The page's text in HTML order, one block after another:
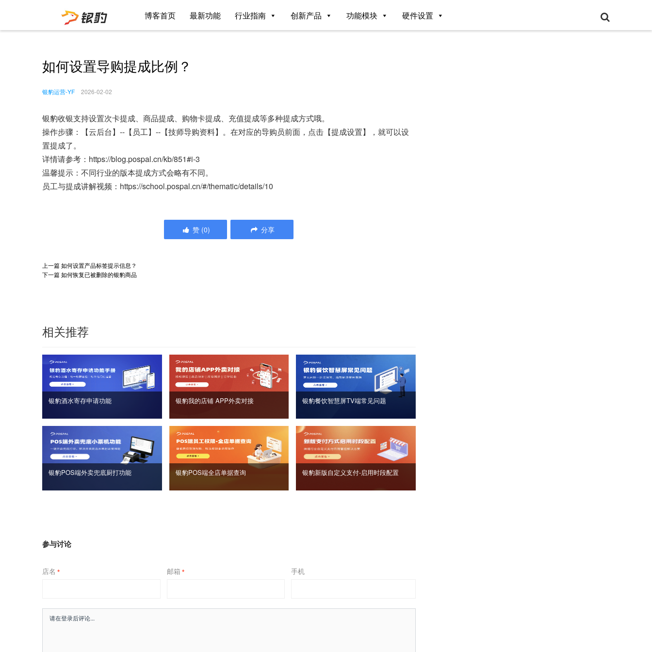
博客首页 最新功能 行业指南 创新产品 功能模块 硬件设置
如何设置导购提成比例？
银豹运营-YF 2026-02-02
银豹收银支持设置次卡提成、商品提成、购物卡提成、充值提成等多种提成方式哦。
操作步骤：【云后台】--【员工】--【技师导购资料】。在对应的导购员前面，点击【提成设置】，就可以设
置提成了。
详情请参考：https://blog.pospal.cn/kb/851#i-3
温馨提示：不同行业的版本提成方式会略有不同。
员工与提成讲解视频：https://school.pospal.cn/#/thematic/details/10
赞 (0) 分享
上一篇如何设置产品标签提示信息？
下一篇如何恢复已被删除的银豹商品
相关推荐
银豹酒水寄存申请功能 银豹我的店铺 APP外卖对接 银豹餐饮智慧屏TV端常见问题
银豹POS端外卖兜底厨打功能 银豹POS端全店单据查询 银豹新版自定义支付‑启用时段配置
参与讨论
店名 * 邮箱 * 手机